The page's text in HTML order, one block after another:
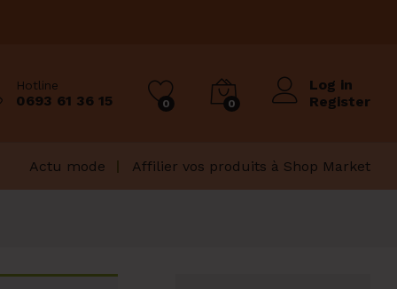
Hotline
0693 61 36 15 0 0
Log in
Register
Actu mode Affilier vos produits à Shop Market